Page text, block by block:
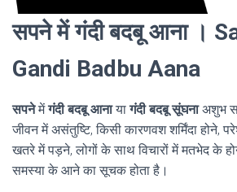
सपने में गंदी बदबू आना ।
Gandi Badbu Aana
सपनेमेंगंदी बदबू आनायागंदी बदबू सूंघनाअशुभ
जीवन में असंतुष्टि, किसी कारणवश शर्मिंदा होने,
खतरे में पड़ने, लोगों के साथ विचारों में मतभेद के
समस्या के आने का सूचक होता है।